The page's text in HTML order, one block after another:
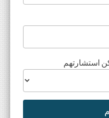
استشارتهم